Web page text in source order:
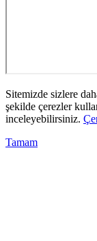
Sitemizde sizlere
şekilde çerezler
inceleyebilirsiniz.
Tamam